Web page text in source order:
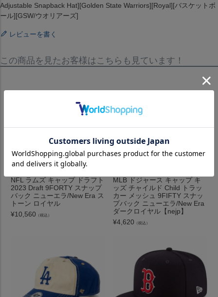
Adjustable Snapback Hat][Golden State Warriors][Royal][バスケットボ
ール][GSW/ウオリアーズ]
レビューを書く
この商品を見たお客様はこちらも見ています！
NFL ラムズ キャップ ドラフト
2023 Draft 9FORTY スナップ
バック ニューエラ/New Era ス
トーン ロイヤル
¥10,560 （税込）
MLB ドジャース キャップ キ
ッズ チャイルド Child トラッ
カー メッシュ 9FIFTY スナッ
プバック ニューエラ/New Era
ダークロイヤル【nejp】
¥4,620 （税込）